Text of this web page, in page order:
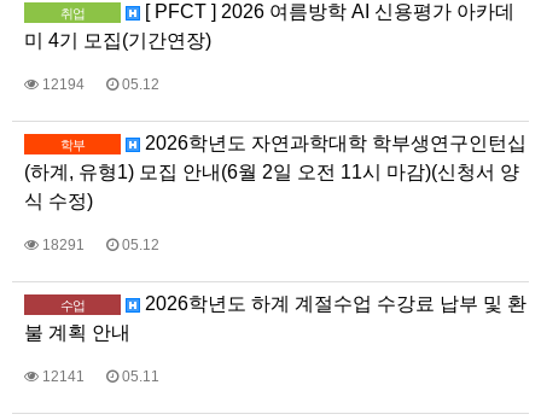
취업
[ PFCT ] 2026 여름방학 AI 신용평가 아카데
미 4기 모집(기간연장)
12194 05.12
학부
2026학년도 자연과학대학 학부생연구인턴십
(하계, 유형1) 모집 안내(6월 2일 오전 11시 마감)(신청서 양
식 수정)
18291 05.12
수업
2026학년도 하계 계절수업 수강료 납부 및 환
불 계획 안내
12141 05.11